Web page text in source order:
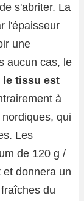
s'abriter. La
l'épaisseur
une
aucun cas, le
le tissu est
à
qui
Les
de 120 g /
donnera un
du